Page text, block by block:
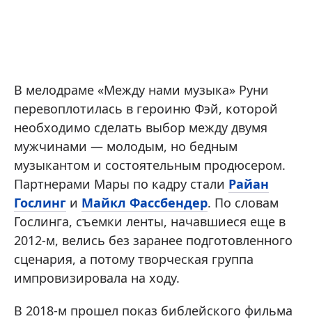
В мелодраме «Между нами музыка» Руни
перевоплотилась в героиню Фэй, которой
необходимо сделать выбор между двумя
мужчинами — молодым, но бедным
музыкантом и состоятельным продюсером.
Партнерами Мары по кадру стали Райан
Гослинг и Майкл Фассбендер. По словам
Гослинга, съемки ленты, начавшиеся еще в
2012-м, велись без заранее подготовленного
сценария, а потому творческая группа
импровизировала на ходу.
В 2018-м прошел показ библейского фильма